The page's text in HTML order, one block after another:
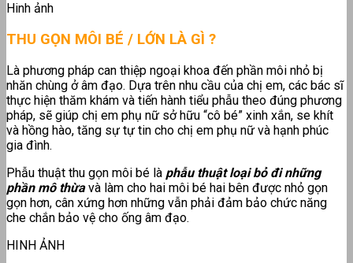
Hinh ảnh
THU GỌN MÔI BÉ / LỚN LÀ GÌ ?
Là phương pháp can thiệp ngoại khoa đến phần môi nhỏ bị
nhăn chùng ở âm đạo. Dựa trên nhu cầu của chị em, các bác sĩ
thực hiện thăm khám và tiến hành tiểu phẫu theo đúng phương
pháp, sẽ giúp chị em phụ nữ sở hữu “cô bé” xinh xắn, se khít
và hồng hào, tăng sự tự tin cho chị em phụ nữ và hạnh phúc
gia đình.
Phẫu thuật thu gọn môi bé là phẫu thuật loại bỏ đi những
phần mô thừavà làm cho hai môi bé hai bên được nhỏ gọn
gọn hơn, cân xứng hơn những vẫn phải đảm bảo chức năng
che chắn bảo vệ cho ống âm đạo.
HINH ẢNH